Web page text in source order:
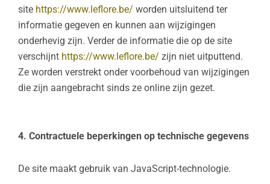
site https://www.leflore.be/ worden uitsluitend ter
informatie gegeven en kunnen aan wijzigingen
onderhevig zijn. Verder de informatie die op de site
verschijnt https://www.leflore.be/ zijn niet uitputtend.
Ze worden verstrekt onder voorbehoud van wijzigingen
die zijn aangebracht sinds ze online zijn gezet.
4. Contractuele beperkingen op technische gegevens
De site maakt gebruik van JavaScript-technologie.